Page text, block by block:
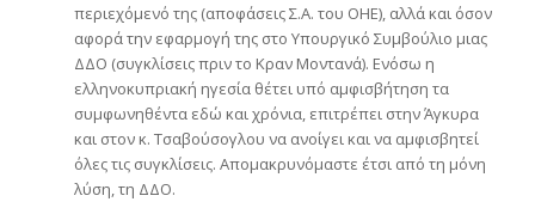
περιεχόμενό της (αποφάσεις Σ.Α. του ΟΗΕ), αλλά και όσον
αφορά την εφαρμογή της στο Υπουργικό Συμβούλιο μιας
ΔΔΟ (συγκλίσεις πριν το Κραν Μοντανά). Ενόσω η
ελληνοκυπριακή ηγεσία θέτει υπό αμφισβήτηση τα
συμφωνηθέντα εδώ και χρόνια, επιτρέπει στην Άγκυρα
και στον κ. Τσαβούσογλου να ανοίγει και να αμφισβητεί
όλες τις συγκλίσεις. Απομακρυνόμαστε έτσι από τη μόνη
λύση, τη ΔΔΟ.